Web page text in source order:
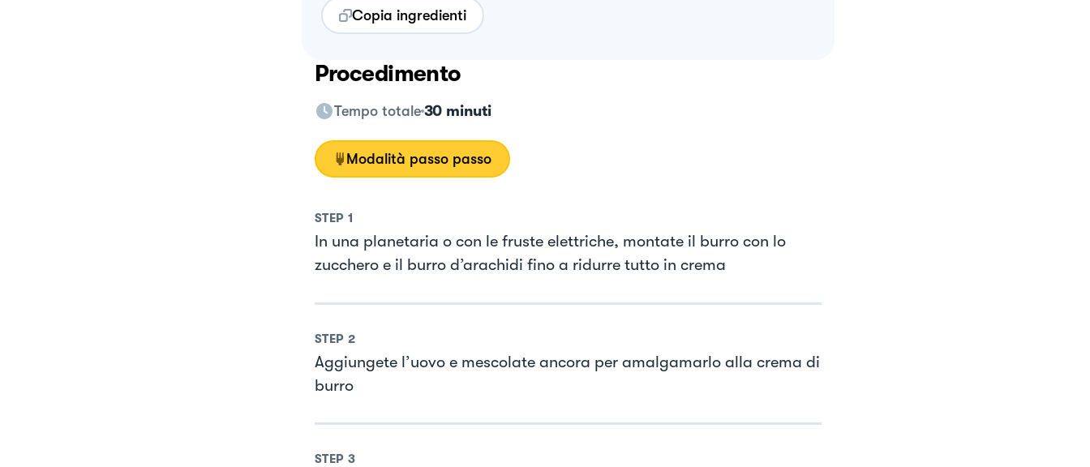
Copia ingredienti
Procedimento
Tempo totale 30 minuti
Modalità passo passo
STEP 1
In una planetaria o con le fruste elettriche, montate il burro con lo
zucchero e il burro d’arachidi fino a ridurre tutto in crema
STEP 2
Aggiungete l’uovo e mescolate ancora per amalgamarlo alla crema di
burro
STEP 3